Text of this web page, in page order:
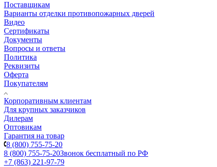
Поставщикам
Варианты отделки противопожарных дверей
Видео
Сертификаты
Документы
Вопросы и ответы
Политика
Реквизиты
Оферта
Покупателям
Корпоративным клиентам
Для крупных заказчиков
Дилерам
Оптовикам
Гарантия на товар
8 (800) 755-75-20
8 (800) 755-75-20Звонок бесплатный по РФ
+7 (863) 221-97-79